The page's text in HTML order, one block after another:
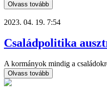
Olvass tovább
2023. 04. 19. 7:54
Családpolitika
A kormányok mindig a
Olvass tovább